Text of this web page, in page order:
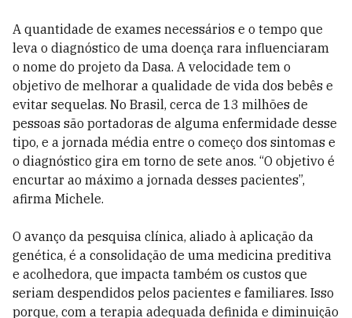
A quantidade de exames necessários e o tempo que
leva o diagnóstico de uma doença rara influenciaram
o nome do projeto da Dasa. A velocidade tem o
objetivo de melhorar a qualidade de vida dos bebês e
evitar sequelas. No Brasil, cerca de 13 milhões de
pessoas são portadoras de alguma enfermidade desse
tipo, e a jornada média entre o começo dos sintomas e
o diagnóstico gira em torno de sete anos. “O objetivo é
encurtar ao máximo a jornada desses pacientes”,
afirma Michele.
O avanço da pesquisa clínica, aliado à aplicação da
genética, é a consolidação de uma medicina preditiva
e acolhedora, que impacta também os custos que
seriam despendidos pelos pacientes e familiares. Isso
porque, com a terapia adequada definida e diminuição